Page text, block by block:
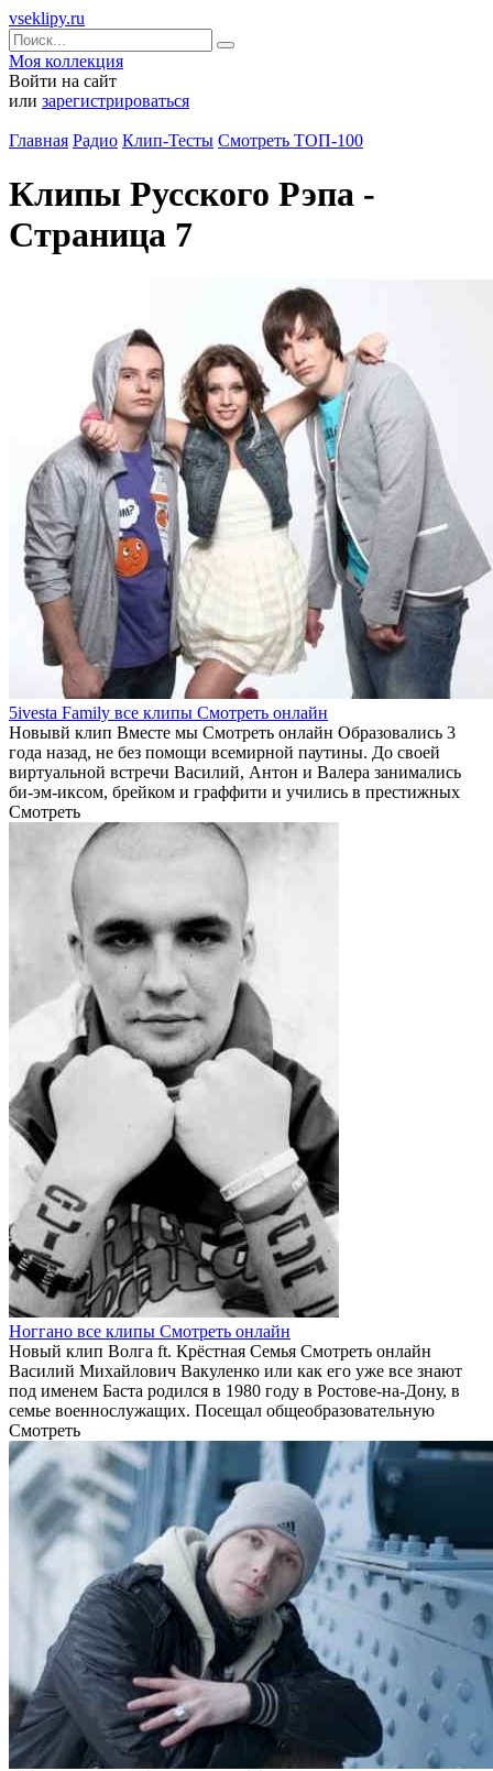
vseklipy.ru
Моя коллекция
Войти на сайт
или зарегистрироваться
Главная Радио Клип-Тесты Смотреть ТОП-100
Клипы Русского Рэпа -
Страница 7
5ivesta Family все клипы Смотреть онлайн
Новывй клип Вместе мы Смотреть онлайн Образовались 3
года назад, не без помощи всемирной паутины. До своей
виртуальной встречи Василий, Антон и Валера занимались
би-эм-иксом, брейком и граффити и учились в престижных
Смотреть
Ноггано все клипы Смотреть онлайн
Новый клип Волга ft. Крёстная Семья Смотреть онлайн
Василий Михайлович Вакуленко или как его уже все знают
под именем Баста родился в 1980 году в Ростове-на-Дону, в
семье военнослужащих. Посещал общеобразовательную
Смотреть